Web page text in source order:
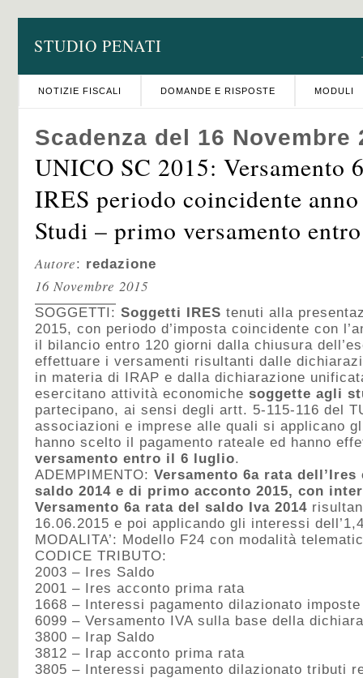
STUDIO PENATI
NOTIZIE FISCALI DOMANDE E RISPOSTE MODULI
Scadenza del 16 Novembre
UNICO SC 2015: Versamento
IRES periodo coincidente
Studi – primo versamento
Autore: redazione
16 Novembre 2015
SOGGETTI: Soggetti IRES tenuti alla
2015, con periodo d’imposta coincidente con
il bilancio entro 120 giorni dalla chiusura
effettuare i versamenti risultanti dalle
in materia di IRAP e dalla dichiarazione
esercitano attività economiche soggette agli
partecipano, ai sensi degli artt. 5-115-116 del
associazioni e imprese alle quali si applicano
hanno scelto il pagamento rateale ed hanno
versamento entro il 6 luglio.
ADEMPIMENTO: Versamento 6a rata
saldo 2014 e di primo acconto 2015, con
Versamento 6a rata del saldo Iva 2014
16.06.2015 e poi applicando gli interessi
MODALITA’: Modello F24 con modalità
CODICE TRIBUTO:
2003 – Ires Saldo
2001 – Ires acconto prima rata
1668 – Interessi pagamento dilazionato
6099 – Versamento IVA sulla base della
3800 – Irap Saldo
3812 – Irap acconto prima rata
3805 – Interessi pagamento dilazionato tributi